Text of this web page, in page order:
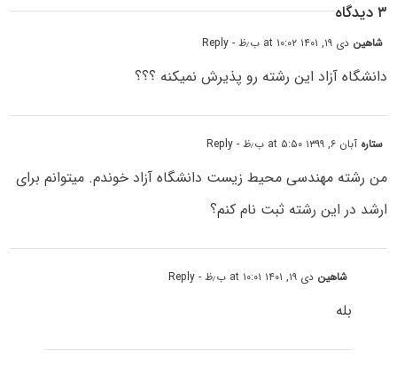
۳ دیدگاه
شاهین دی ۱۹, ۱۴۰۱ at ۱۰:۰۲ ب٫ظ - Reply
دانشگاه آزاد این رشته رو پذیرش نمیکنه ؟؟؟
ستاره آبان ۶, ۱۳۹۹ at ۵:۵۰ ب٫ظ - Reply
من رشته مهندسی محیط زیست دانشگاه آزاد خوندم. میتوانم برای
ارشد در این رشته ثبت نام کنم؟
شاهین دی ۱۹, ۱۴۰۱ at ۱۰:۰۱ ب٫ظ - Reply
بله